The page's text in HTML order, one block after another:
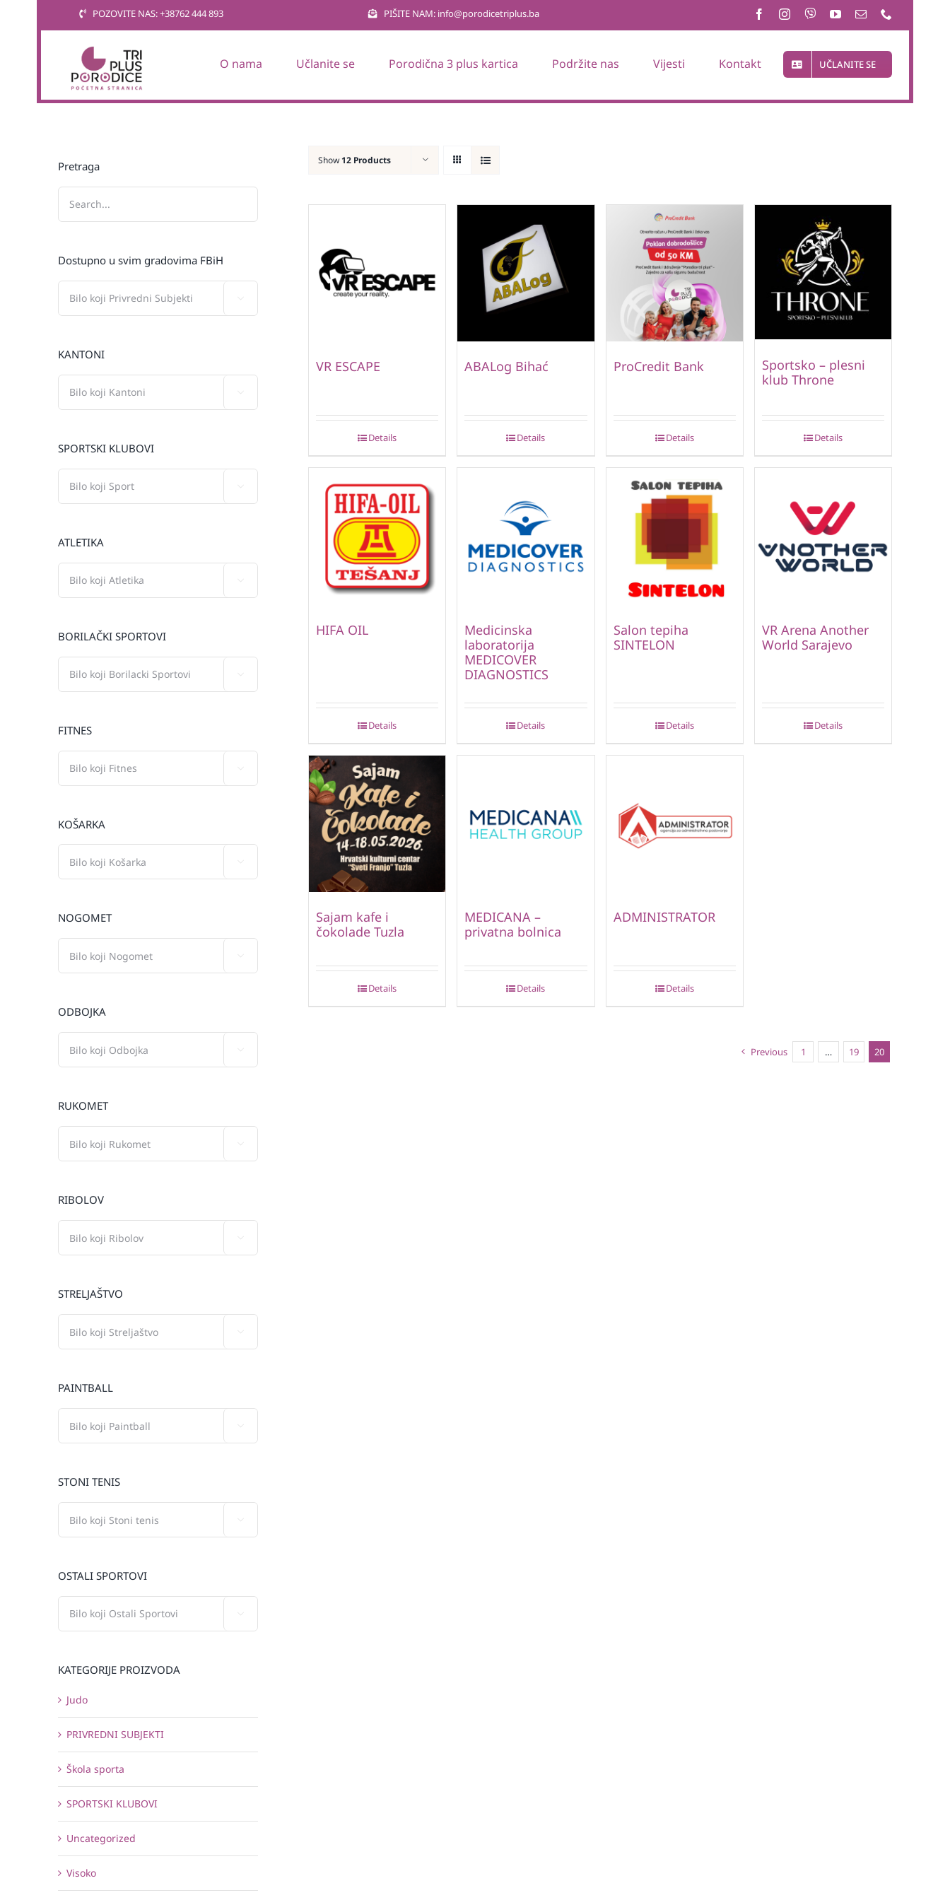
POZOVITE NAS: +38762 444 893 PIŠITE NAM: info@porodicetriplus.ba
O nama Učlanite se Porodična 3 plus kartica Podržite nas Vijesti Kontakt UČLANITE SE
Show 12 Products
VR ESCAPE
Details
ABALog Bihać
Details
ProCredit Bank
Details
Sportsko – plesni
klub Throne
Details
HIFA OIL
Details
Medicinska
laboratorija
MEDICOVER
DIAGNOSTICS
Details
Salon tepiha
SINTELON
Details
VR Arena Another
World Sarajevo
Details
Sajam kafe i
čokolade Tuzla
Details
MEDICANA –
privatna bolnica
Details
ADMINISTRATOR
Details
Previous 1 … 19 20
Pretraga
Dostupno u svim gradovima FBiH
KANTONI
SPORTSKI KLUBOVI
ATLETIKA
BORILAČKI SPORTOVI
FITNES
KOŠARKA
NOGOMET
ODBOJKA
RUKOMET
RIBOLOV
STRELJAŠTVO
PAINTBALL
STONI TENIS
OSTALI SPORTOVI
KATEGORIJE PROIZVODA
Judo
PRIVREDNI SUBJEKTI
Škola sporta
SPORTSKI KLUBOVI
Uncategorized
Visoko